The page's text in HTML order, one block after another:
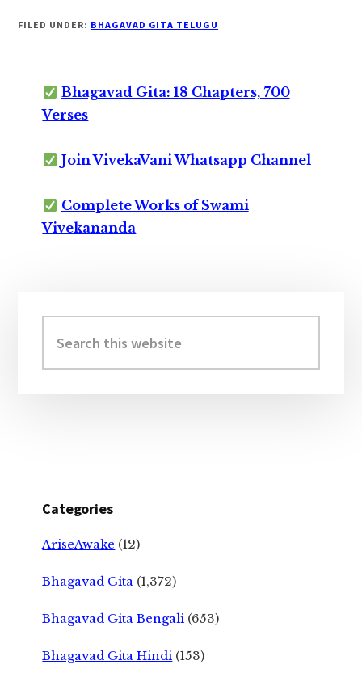
FILED UNDER: BHAGAVAD GITA TELUGU
Bhagavad Gita: 18 Chapters, 700
Verses
Join VivekaVani Whatsapp Channel
Complete Works of Swami
Vivekananda
Sidebar
this
website
Categories
AriseAwake (12)
Bhagavad Gita (1,372)
Bhagavad Gita Bengali (653)
Bhagavad Gita Hindi (153)